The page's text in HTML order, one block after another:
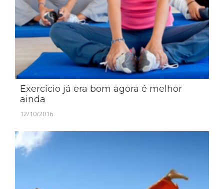
Exercício já era bom agora é melhor
ainda
12/10/2016